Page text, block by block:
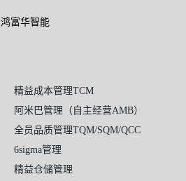
鸿富华智能
精益成本管理TCM
阿米巴管理（自主经营AMB）
全员品质管理TQM/SQM/QCC
6sigma管理
精益仓储管理